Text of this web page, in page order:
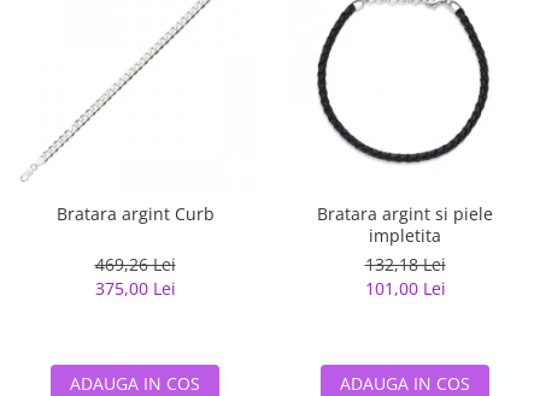
Bratara argint Curb
469,26 Lei
375,00 Lei
ADAUGA IN COS
Bratara argint si piele
impletita
132,18 Lei
101,00 Lei
ADAUGA IN COS